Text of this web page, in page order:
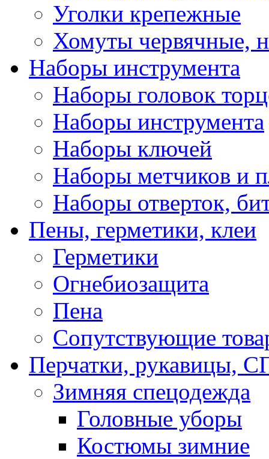
Уголки крепежные
Хомуты червячные,
Наборы инструмента
Наборы головок
Наборы инструмента
Наборы ключей
Наборы метчиков и
Наборы отверток,
Пены, герметики, клеи
Герметики
Огнебиозащита
Пена
Сопутствующие
Перчатки,
Зимняя спецодежда
Головные уборы
Костюмы зимние